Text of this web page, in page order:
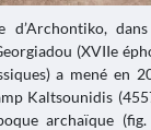
d’Archontiko,
(XVIIe
a mené en
Kaltsounidis
archaïque (fig.